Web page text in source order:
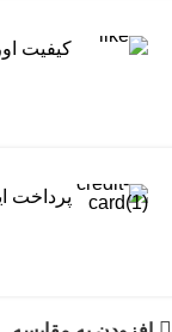
کیفیت
پرداخت